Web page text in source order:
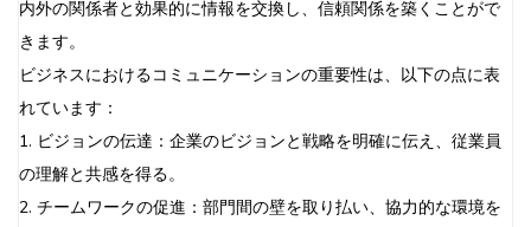
内外の関係者と効果的に情報を交換し、信頼関係を築くことがで
きます。
ビジネスにおけるコミュニケーションの重要性は、以下の点に表
れています：
1. ビジョンの伝達：企業のビジョンと戦略を明確に伝え、従業員
の理解と共感を得る。
2. チームワークの促進：部門間の壁を取り払い、協力的な環境を